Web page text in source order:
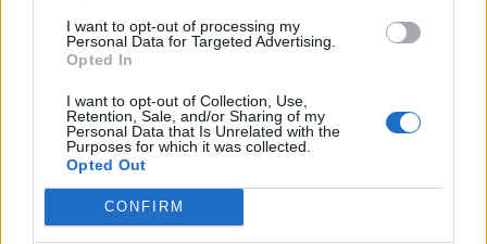
I want to opt-out of processing my
Personal Data for Targeted Advertising.
Opted In
I want to opt-out of Collection, Use,
Retention, Sale, and/or Sharing of my
Personal Data that Is Unrelated with the
Purposes for which it was collected.
Opted Out
CONFIRM
storico Società di Persone e acquista. Riceverai il tuo
fascicolo storico Società di Persone online direttamente
Domande Frequenti
Che differenza c'è tra visura e fascicolo?